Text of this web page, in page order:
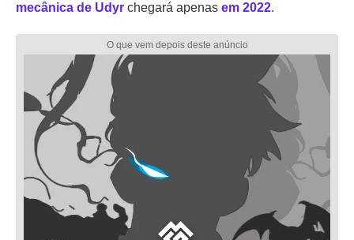
mecânica de Udyr chegará apenas em 2022.